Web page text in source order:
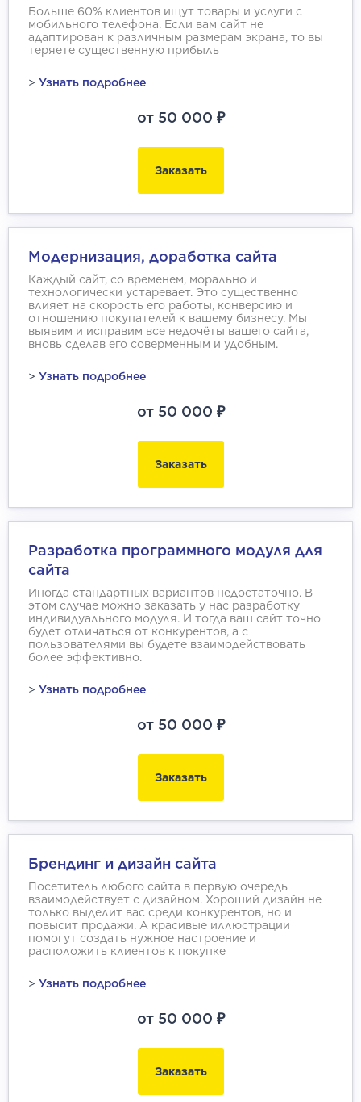
Больше 60% клиентов ищут товары и услуги с
мобильного телефона. Если вам сайт не
адаптирован к различным размерам экрана, то вы
теряете существенную прибыль
> Узнать подробнее
от 50 000 ₽
Заказать
Модернизация, доработка сайта
Каждый сайт, со временем, морально и
технологически устаревает. Это существенно
влияет на скорость его работы, конверсию и
отношению покупателей к вашему бизнесу. Мы
выявим и исправим все недочёты вашего сайта,
вновь сделав его соверменным и удобным.
> Узнать подробнее
от 50 000 ₽
Заказать
Разработка программного модуля для
сайта
Иногда стандартных вариантов недостаточно. В
этом случае можно заказать у нас разработку
индивидуального модуля. И тогда ваш сайт точно
будет отличаться от конкурентов, а с
пользователями вы будете взаимодействовать
более эффективно.
> Узнать подробнее
от 50 000 ₽
Заказать
Брендинг и дизайн сайта
Посетитель любого сайта в первую очередь
взаимодействует с дизайном. Хороший дизайн не
только выделит вас среди конкурентов, но и
повысит продажи. А красивые иллюстрации
помогут создать нужное настроение и
расположить клиентов к покупке
> Узнать подробнее
от 50 000 ₽
Заказать